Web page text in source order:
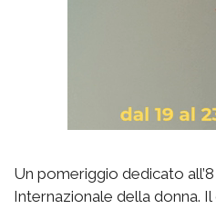
Un pomeriggio dedicato
Internazionale della donna.